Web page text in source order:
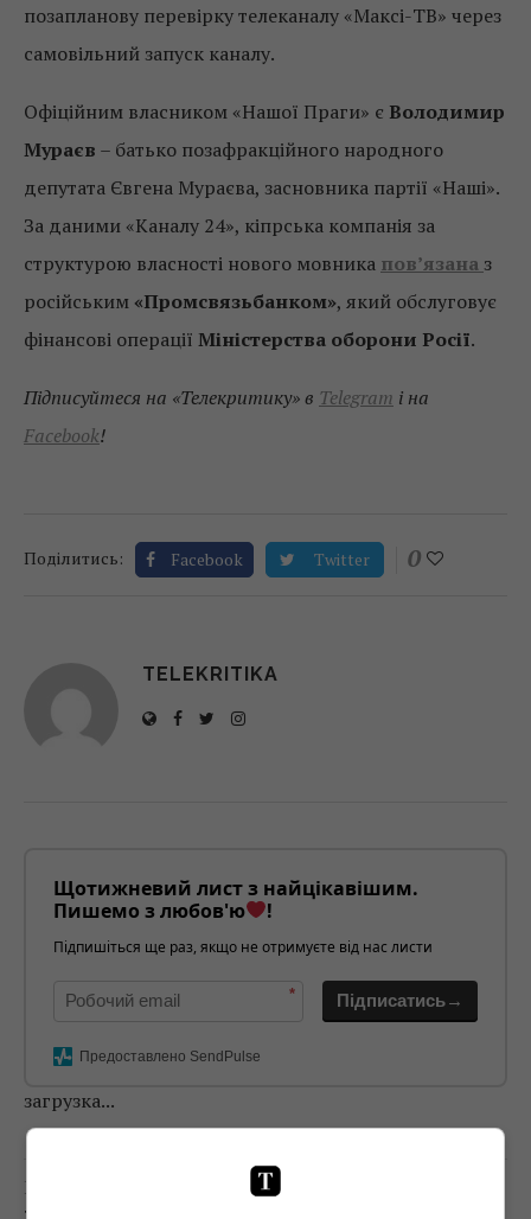
позапланову перевірку телеканалу «Максі-ТВ» через
самовільний запуск каналу.
Офіційним власником «Нашої Праги» є Володимир
Мураєв – батько позафракційного народного
депутата Євгена Мураєва, засновника партії «Наші».
За даними «Каналу 24», кіпрська компанія за
структурою власності нового мовника пов’язана з
російським «Промсвязьбанком», який обслуговує
фінансові операції Міністерства оборони Росії.
Підписуйтеся на «Телекритику» в Telegram і на
Facebook!
Поділитись: Facebook Twitter 0
TELEKRITIKA
Щотижневий лист з найцікавішим.
Пишемо з любов'ю
!
Підпишіться ще раз, якщо не отримуєте від нас листи
* Підписатись→
Предоставлено SendPulse
загрузка...
Попередня стаття